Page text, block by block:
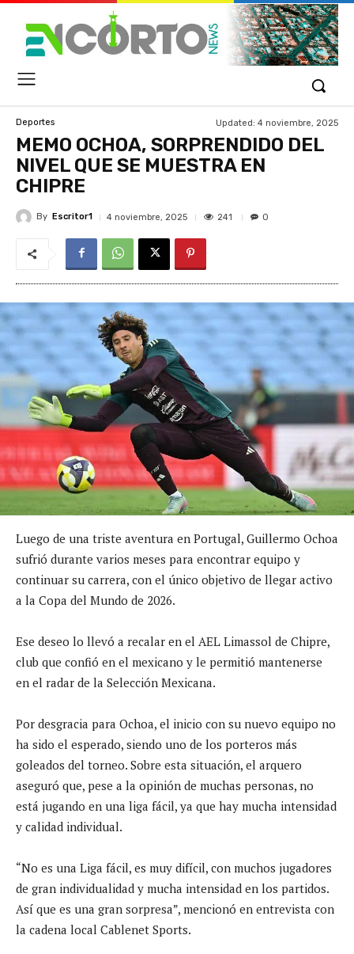
Deportes Updated: 4 noviembre, 2025
MEMO OCHOA, SORPRENDIDO DEL
NIVEL QUE SE MUESTRA EN
CHIPRE
By Escritor1 4 noviembre, 2025 241 0
Luego de una triste aventura en Portugal, Guillermo Ochoa
sufrió durante varios meses para encontrar equipo y
continuar su carrera, con el único objetivo de llegar activo
a la Copa del Mundo de 2026.
Ese deseo lo llevó a recalar en el AEL Limassol de Chipre,
club que confió en el mexicano y le permitió mantenerse
en el radar de la Selección Mexicana.
Por desgracia para Ochoa, el inicio con su nuevo equipo no
ha sido el esperado, siendo uno de los porteros más
goleados del torneo. Sobre esta situación, el arquero
aseguró que, pese a la opinión de muchas personas, no
está jugando en una liga fácil, ya que hay mucha intensidad
y calidad individual.
“No es una Liga fácil, es muy difícil, con muchos jugadores
de gran individualidad y mucha intensidad en los partidos.
Así que es una gran sorpresa”, mencionó en entrevista con
la cadena local Cablenet Sports.